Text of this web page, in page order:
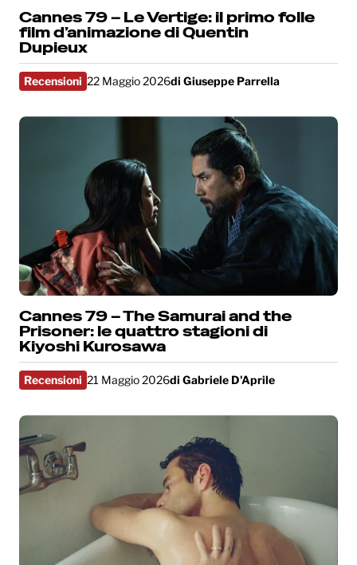
Cannes 79 – Le Vertige: il primo folle
film d’animazione di Quentin
Dupieux
Recensioni 22 Maggio 2026di Giuseppe Parrella
Cannes 79 – The Samurai and the
Prisoner: le quattro stagioni di
Kiyoshi Kurosawa
Recensioni 21 Maggio 2026di Gabriele D'Aprile